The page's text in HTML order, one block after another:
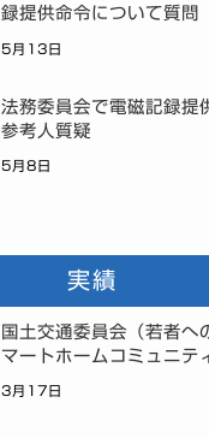
録提供命令について質問
5月13日
法務委員会で電磁記録提
参考人質疑
5月8日
実績
国土交通委員会（若者へ
マートホームコミュニテ
3月17日